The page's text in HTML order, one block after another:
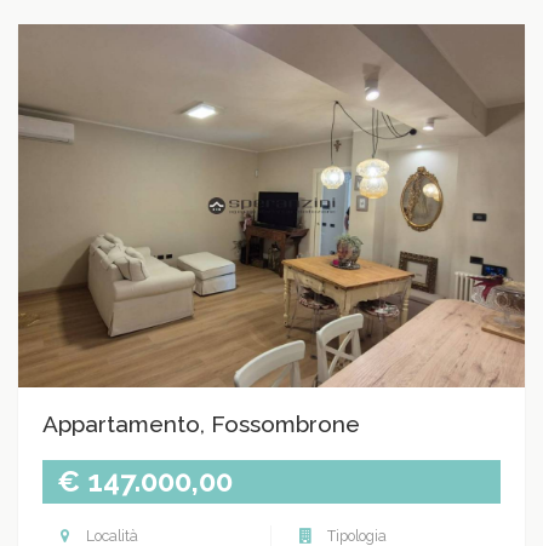
Appartamento, Fossombrone
€ 147.000,00
Località
Tipologia